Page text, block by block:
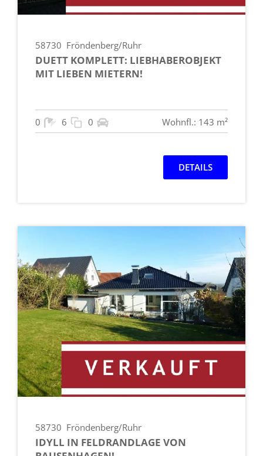
58730 Fröndenberg/Ruhr
DUETT KOMPLETT: LIEBHABEROBJEKT
MIT LIEBEN MIETERN!
0 6 0 Wohnfl.: 143 m²
DETAILS
58730 Fröndenberg/Ruhr
IDYLL IN FELDRANDLAGE VON